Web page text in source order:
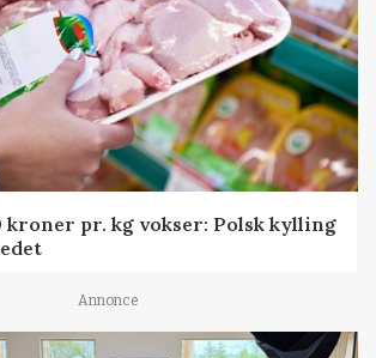
kroner pr. kg vokser: Polsk kylling
Annonce